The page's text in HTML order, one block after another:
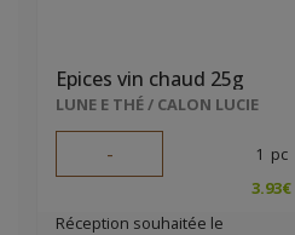
Epices vin chaud 25g
LUNE E THÉ / CALON LUCIE
- 1 pc
3.93€
Réception souhaitée le